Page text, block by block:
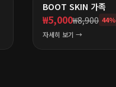
BOOT SKIN 가족
₩5,000₩8,900 44%
자세히 보기 →